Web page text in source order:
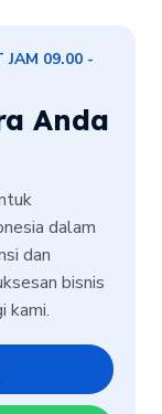
JAM 09.00 -
Anda
dalam
dan
bisnis
kami.